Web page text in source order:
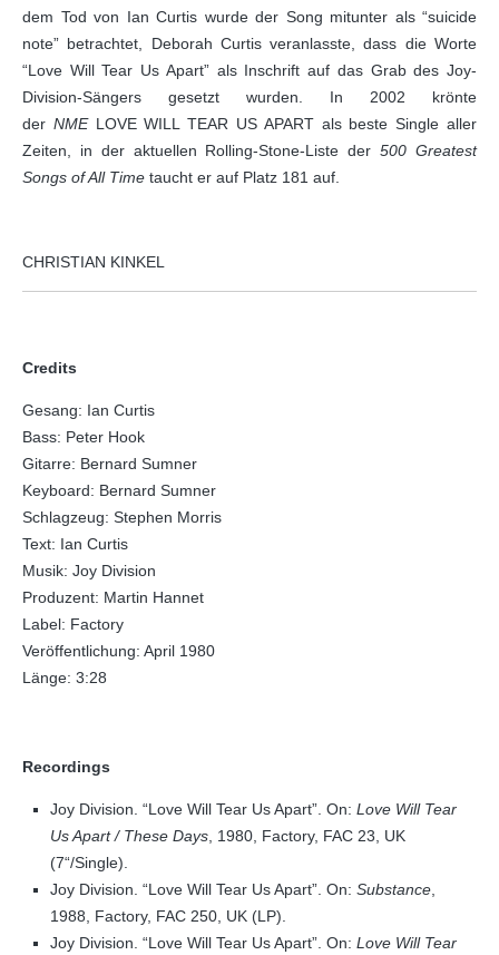
dem Tod von Ian Curtis wurde der Song mitunter als “suicide
note” betrachtet, Deborah Curtis veranlasste, dass die Worte
“Love Will Tear Us Apart” als Inschrift auf das Grab des Joy-
Division-Sängers gesetzt wurden. In 2002 krönte
der NMELOVE WILL TEAR US APART als beste Single aller
Zeiten, in der aktuellen Rolling-Stone-Liste der500 Greatest
Songs of All Time taucht er auf Platz 181 auf.
CHRISTIAN KINKEL
Credits
Gesang: Ian Curtis
Bass: Peter Hook
Gitarre: Bernard Sumner
Keyboard: Bernard Sumner
Schlagzeug: Stephen Morris
Text: Ian Curtis
Musik: Joy Division
Produzent: Martin Hannet
Label: Factory
Veröffentlichung: April 1980
Länge: 3:28
Recordings
Joy Division. “Love Will Tear Us Apart”. On: Love Will Tear
Us Apart / These Days , 1980, Factory, FAC 23, UK
(7“/Single).
Joy Division. “Love Will Tear Us Apart”. On: Substance
1988, Factory, FAC 250, UK (LP).
Joy Division. “Love Will Tear Us Apart”. On: Love Will Tear